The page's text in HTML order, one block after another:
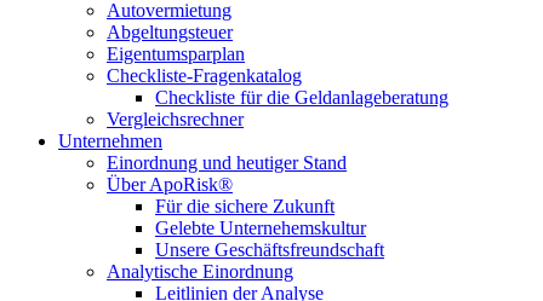
Autovermietung
Abgeltungsteuer
Eigentumsparplan
Checkliste-Fragenkatalog
Checkliste für die Geldanlageberatung
Vergleichsrechner
Unternehmen
Einordnung und heutiger Stand
Über ApoRisk®
Für die sichere Zukunft
Gelebte Unternehemskultur
Unsere Geschäftsfreundschaft
Analytische Einordnung
Leitlinien der Analyse